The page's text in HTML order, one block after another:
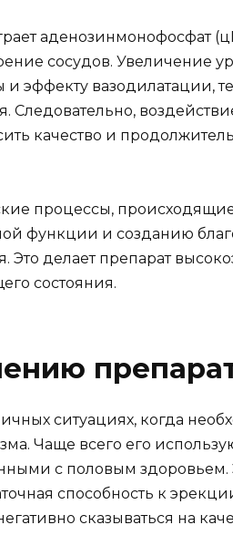
аденозинмонофосфат
сосудов. Увеличение
и эффекту вазодилатации,
качество и
процессы,
функции и созданию
Это делает препарат
состояния.
ситуациях, когда
Чаще всего его
с половым здоровьем.
способность к
сказываться на